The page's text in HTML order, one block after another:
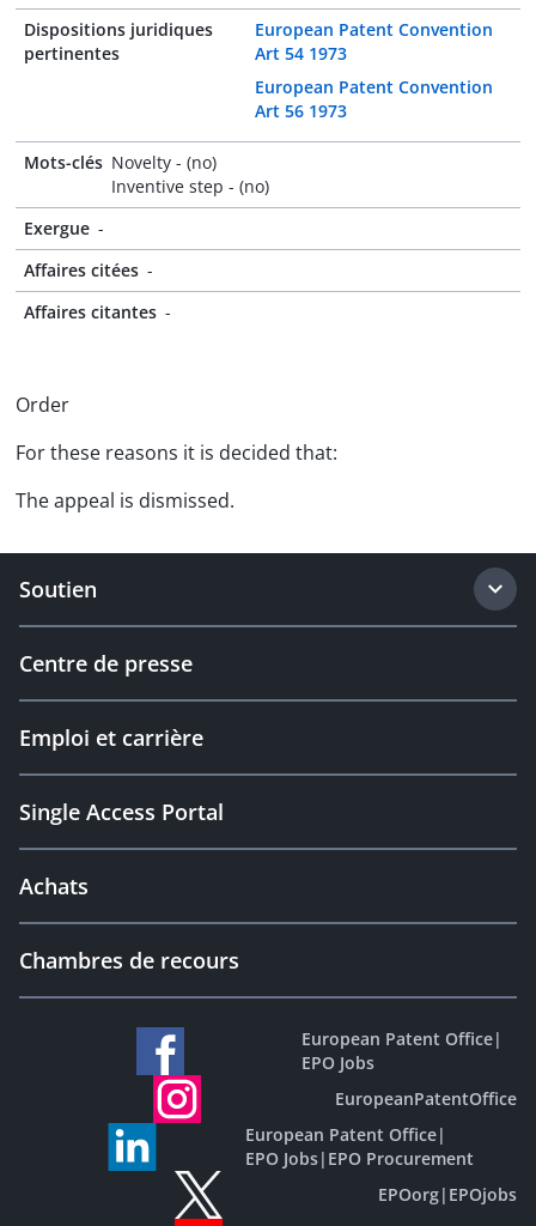
Dispositions juridiques
pertinentes
European Patent Convention
Art 54 1973
European Patent Convention
Art 56 1973
Mots-clés Novelty - (no)
Inventive step - (no)
Exergue -
Affaires citées -
Affaires citantes -
Order
For these reasons it is decided that:
The appeal is dismissed.
Soutien
Centre de presse
Emploi et carrière
Single Access Portal
Achats
Chambres de recours
European Patent Office|
EPO Jobs
EuropeanPatentOffice
European Patent Office|
EPO Jobs| EPO Procurement
EPOorg| EPOjobs